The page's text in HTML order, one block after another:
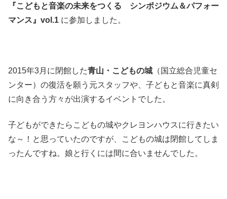
『こどもと音楽の未来をつくる シンポジウム＆パフォー
マンス』vol.1 に参加しました。
2015年3月に閉館した青山・こどもの城 （国立総合児童セ
ンター）の復活を願う元スタッフや、子どもと音楽に真剣
に向き合う方々が出演するイベントでした。
子どもができたらこどもの城やクレヨンハウスに行きたい
な～！と思っていたのですが、こどもの城は閉館してしま
ったんですね。娘と行くには間に合いませんでした。